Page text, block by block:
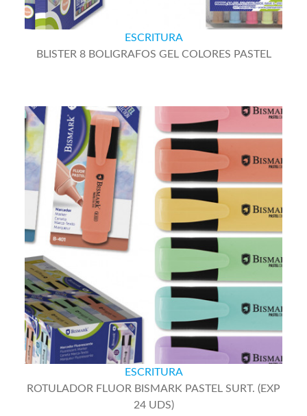
BLISTER 8 BOLIGRAFOS GEL COLORES PASTEL
ESCRITURA
ROTULADOR FLUOR BISMARK PASTEL SURT. (EXP
24 UDS)